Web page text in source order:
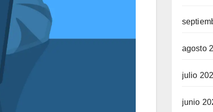
agosto
julio
junio